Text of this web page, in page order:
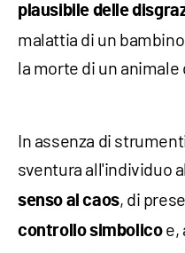
plausibile delle
malattia di un
la morte di un animale
In assenza di
sventura all'individuo
senso al caos, di
controllo simbolicoe,